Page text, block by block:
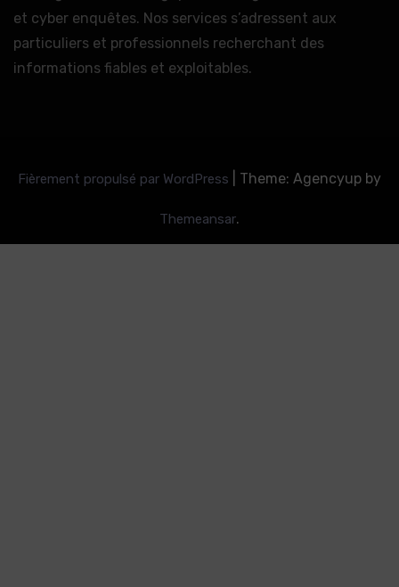
et cyber enquêtes. Nos services s’adressent aux
particuliers et professionnels recherchant des
informations fiables et exploitables.
Fièrement propulsé par WordPress Theme: Agencyup by
Themeansar.